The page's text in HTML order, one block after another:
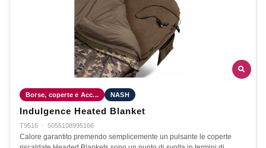
Borse, coperte e Acc... NASH
Indulgence Heated Blanket
T9516 · 5055108995166
Calore garantito premendo semplicemente un pulsante le coperte